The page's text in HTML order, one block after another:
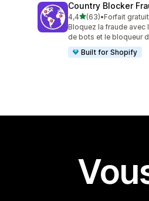
Country Blocker
4,4étoile(s) sur 5
(63)
63 avis au total
•Forfait
Bloquez la fraude avec
de bots et le bloqueur
Built for Shopify